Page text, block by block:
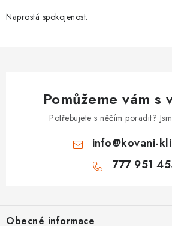
Naprostá spokojenost.
Pomůžeme vám s
Potřebujete s něčím poradit?
info@kovani-
777 951
Obecné informace